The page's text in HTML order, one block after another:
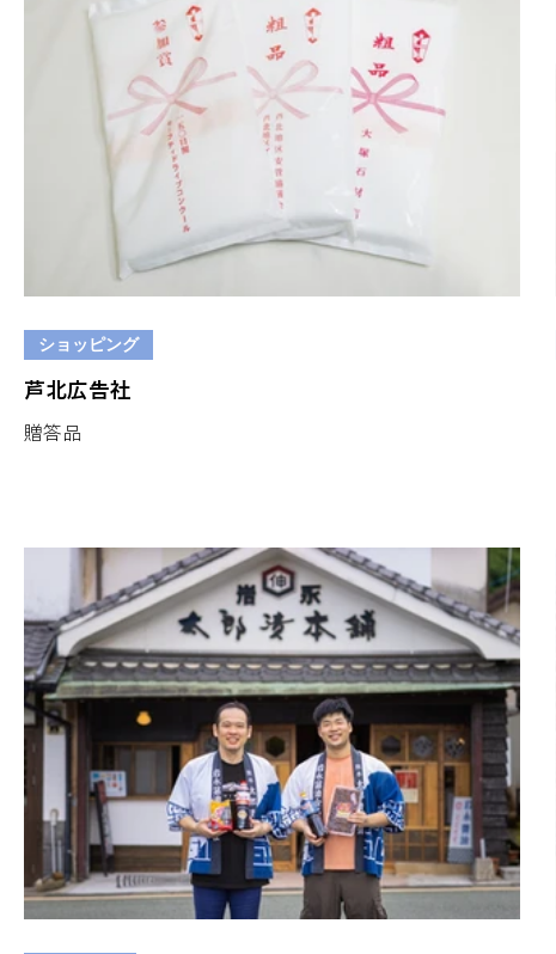
芦北広告社
贈答品
ショッピング